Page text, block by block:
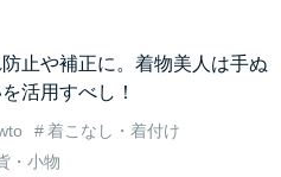
止や補正に。着物美人は手ぬ
活用すべし！
着こなし・着付け
・小物